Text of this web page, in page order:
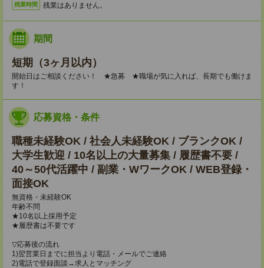
残業時間 残業はありません。
期間
短期（3ヶ月以内）
開始日はご相談ください！ ★急募 ★職場が気に入れば、長期でも働けま
す！
応募資格・条件
職種未経験OK / 社会人未経験OK / ブランクOK /
大学生歓迎 / 10名以上の大量募集 / 履歴書不要 /
40～50代活躍中 / 副業・WワークOK / WEB登録・
面接OK
無資格・未経験OK
年齢不問
★10名以上採用予定
★履歴書は不要です
▽応募後の流れ
1)翌営業日までに担当より電話・メールでご連絡
2)電話で登録面談→求人とマッチング